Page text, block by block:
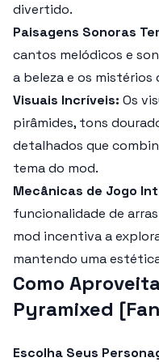
divertido.
Paisagens Sonoras
cantos melódicos e
a beleza e os
Visuais Incríveis: Os
pirâmides, tons
detalhados que
tema do mod.
Mecânicas de Jogo
funcionalidade de
mod incentiva a
mantendo uma
Como
Pyramixed
Escolha Seus